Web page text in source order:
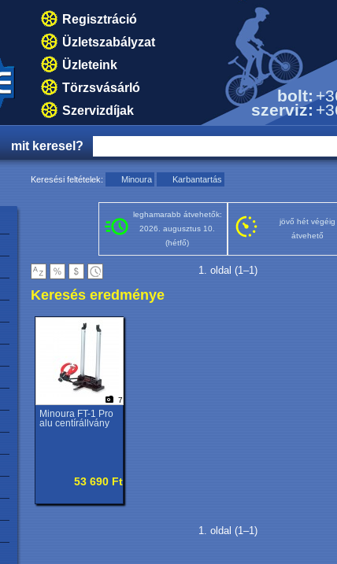
Regisztráció
Üzletszabályzat
Üzleteink
Törzsvásárló
Szervizdíjak
bolt:
szerviz:
mit keresel?
Keresési feltételek: Minoura Karbantartás
leghamarabb átvehetők:
2026. augusztus 10.
(hétfő)
jövő hét végéig
átvehető
1. oldal (1–1)
Keresés eredménye
7
Minoura FT-1 Pro
alu centírállvány
53 690 Ft
1. oldal (1–1)